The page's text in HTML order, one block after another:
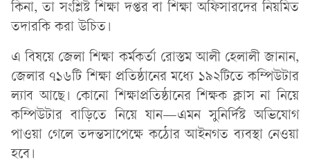
কিনা, তা সংশ্লিষ্ট শিক্ষা দপ্তর বা শিক্ষা অফিসারদের নিয়মিত
তদারকি করা উচিত।
এ বিষয়ে জেলা শিক্ষা কর্মকর্তা রোস্তম আলী হেলালী জানান,
জেলার ৭১৬টি শিক্ষা প্রতিষ্ঠানের মধ্যে ১৯২টিতে কম্পিউটার
ল্যাব আছে। কোনো শিক্ষাপ্রতিষ্ঠানের শিক্ষক ক্লাস না নিয়ে
কম্পিউটার বাড়িতে নিয়ে যান—এমন সুনির্দিষ্ট অভিযোগ
পাওয়া গেলে তদন্তসাপেক্ষে কঠোর আইনগত ব্যবস্থা নেওয়া
হবে।